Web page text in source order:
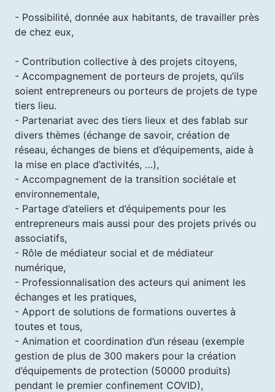
- Possibilité, donnée aux habitants, de travailler près
de chez eux,
- Contribution collective à des projets citoyens,
- Accompagnement de porteurs de projets, qu’ils
soient entrepreneurs ou porteurs de projets de type
tiers lieu.
- Partenariat avec des tiers lieux et des fablab sur
divers thèmes (échange de savoir, création de
réseau, échanges de biens et d’équipements, aide à
la mise en place d’activités, …),
- Accompagnement de la transition sociétale et
environnementale,
- Partage d’ateliers et d’équipements pour les
entrepreneurs mais aussi pour des projets privés ou
associatifs,
- Rôle de médiateur social et de médiateur
numérique,
- Professionnalisation des acteurs qui animent les
échanges et les pratiques,
- Apport de solutions de formations ouvertes à
toutes et tous,
- Animation et coordination d’un réseau (exemple
gestion de plus de 300 makers pour la création
d’équipements de protection (50000 produits)
pendant le premier confinement COVID),